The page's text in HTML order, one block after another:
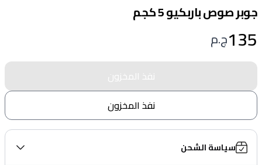
جوبر صوص باربكيو 5 كجم
135ج.م
نفذ المخزون
نفذ المخزون
سياسة الشحن